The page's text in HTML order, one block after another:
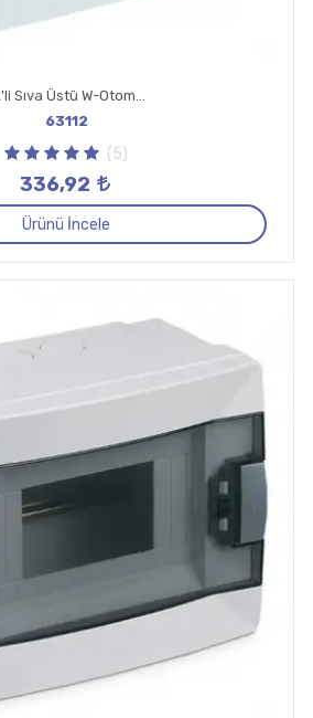
12'li Sıva Üstü W-Otomat Kutusu
63112
(5)
336,92
Ürünü İncele